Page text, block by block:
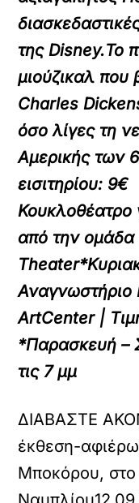
της Disney.Το
μιούζικαλ που
Charles
όσο λίγες τη
Αμερικής των
εισιτηρίου: 9€
Κουκλοθέατρο
από την
Theater
Αναγνωστήριο
ArtCenter |
*Παρασκευή –
τις 7 μμ
ΔΙΑΒΑΣΤΕ
έκθεση-
Μποκόρου,